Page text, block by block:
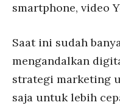
smartphone, video
Saat ini sudah
mengandalkan
strategi marketing
saja untuk lebih